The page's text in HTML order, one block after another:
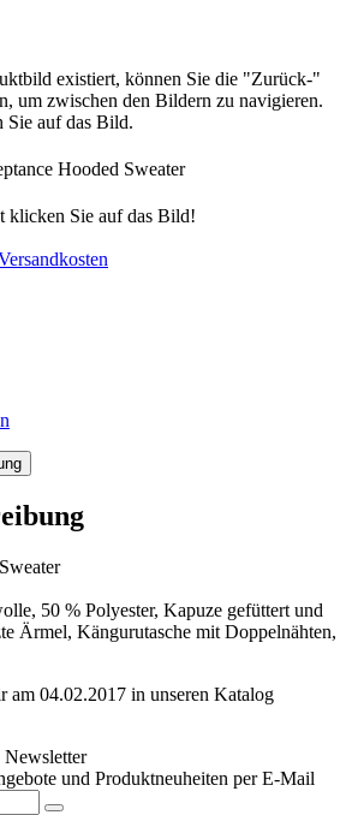
existiert, können Sie die "Zurück-"
um zwischen den Bildern zu navigieren.
Sie auf das Bild.
klicken Sie auf das Bild!
50 % Polyester, Kapuze gefüttert und
Ärmel, Kängurutasche mit Doppelnähten,
am 04.02.2017 in unseren Katalog
Newsletter
und Produktneuheiten per E-Mail